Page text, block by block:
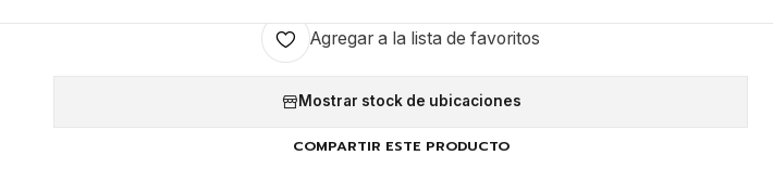
Agregar a la lista de favoritos
Mostrar stock de ubicaciones
COMPARTIR ESTE PRODUCTO